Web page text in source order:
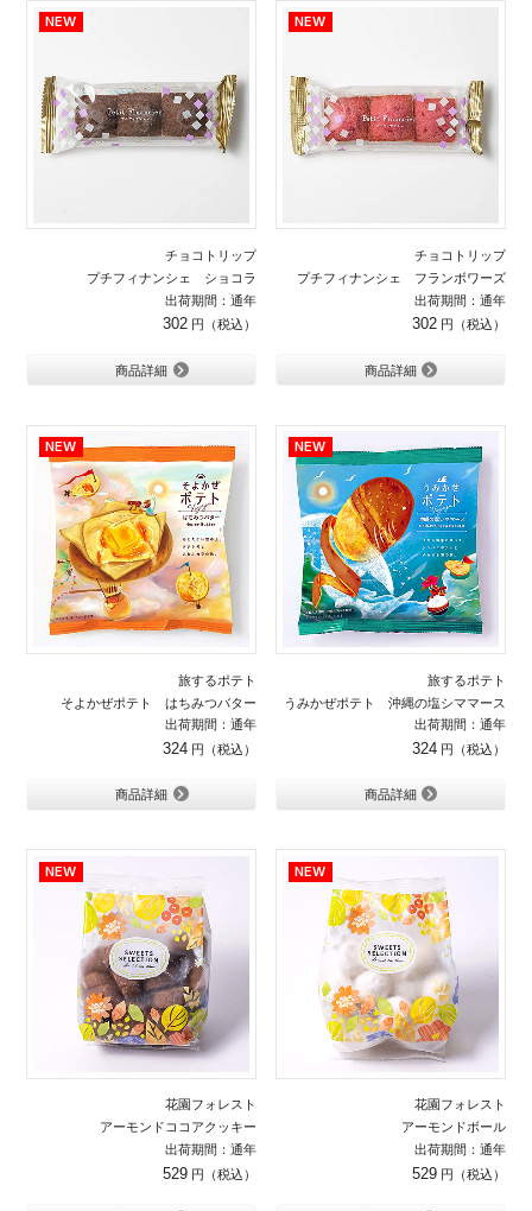
チョコトリップ
プチフィナンシェ ショコラ
出荷期間：通年
302
商品詳細
チョコトリップ
プチフィナンシェ フランボワーズ
出荷期間：通年
302
商品詳細
旅するポテト
そよかぜポテト はちみつバター
出荷期間：通年
324
商品詳細
旅するポテト
うみかぜポテト 沖縄の塩シママース
出荷期間：通年
324
商品詳細
花園フォレスト
アーモンドココアクッキー
出荷期間：通年
529
花園フォレスト
アーモンドボール
出荷期間：通年
529